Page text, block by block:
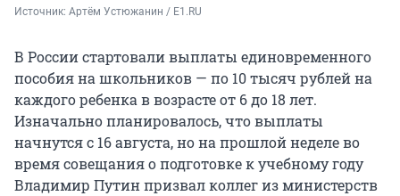
Источник: Артём Устюжанин / E1.RU
В России стартовали выплаты единовременного
пособия на школьников — по 10 тысяч рублей на
каждого ребенка в возрасте от 6 до 18 лет.
Изначально планировалось, что выплаты
начнутся с 16 августа, но на прошлой неделе во
время совещания о подготовке к учебному году
Владимир Путин призвал коллег из министерств